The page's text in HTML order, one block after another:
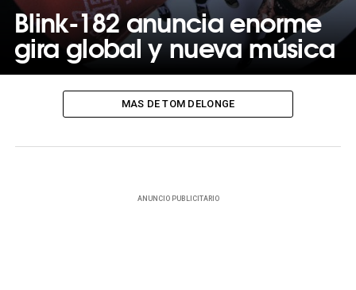
Blink-182 anuncia enorme
gira global y nueva música
MAS DE TOM DELONGE
ANUNCIO PUBLICITARIO